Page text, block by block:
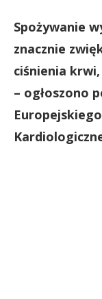
Spożywanie
znacznie
ciśnienia
– ogłoszono